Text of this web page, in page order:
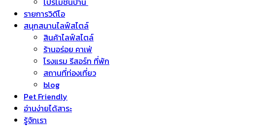
รายการวิดีโอ
สนุกสนานไลฟ์สไตล์
สินค้าไลฟ์สไตล์
ร้านอร่อย คาเฟ่
โรงแรม รีสอร์ท ที่พัก
สถานที่ท่องเที่ยว
blog
Pet Friendly
อ่านง่ายได้สาระ
รู้จักเรา